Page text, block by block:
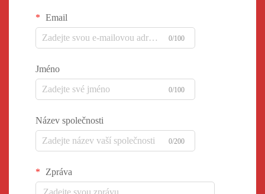
Email
0/100
Jméno
0/100
Název společnosti
0/200
Zpráva